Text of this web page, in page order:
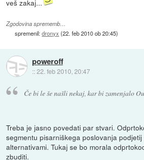
veš zakaj...
Zgodovina sprememb…
spremenil:dronyx (22. feb 2010 ob 20:45)
poweroff
::22. feb 2010, 20:47
Če bi le še našli nekaj, kar bi zamenjalo
Treba je jasno povedati par stvari.
segmentu pisarniškega poslovanja
alternativami. Tukaj se bo morala
zbuditi.